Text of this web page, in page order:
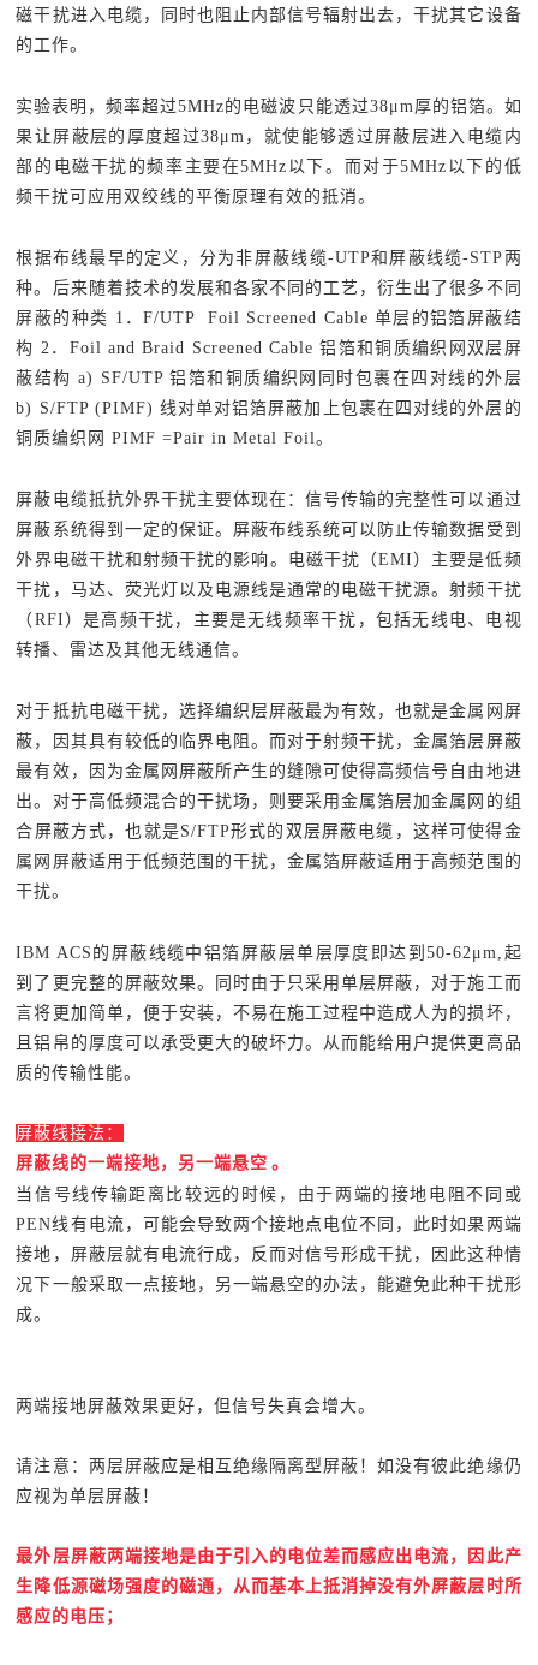
磁干扰进入电缆，同时也阻止内部信号辐射出去，干扰其它设备
的工作。
实验表明，频率超过5MHz的电磁波只能透过38μm厚的铝箔。如
果让屏蔽层的厚度超过38μm，就使能够透过屏蔽层进入电缆内
部的电磁干扰的频率主要在5MHz以下。而对于5MHz以下的低
频干扰可应用双绞线的平衡原理有效的抵消。
根据布线最早的定义，分为非屏蔽线缆-UTP和屏蔽线缆-STP两
种。后来随着技术的发展和各家不同的工艺，衍生出了很多不同
屏蔽的种类 1．F/UTP Foil Screened Cable 单层的铝箔屏蔽结
构 2．Foil and Braid Screened Cable 铝箔和铜质编织网双层屏
蔽结构 a) SF/UTP 铝箔和铜质编织网同时包裹在四对线的外层
b) S/FTP (PIMF) 线对单对铝箔屏蔽加上包裹在四对线的外层的
铜质编织网 PIMF =Pair in Metal Foil。
屏蔽电缆抵抗外界干扰主要体现在：信号传输的完整性可以通过
屏蔽系统得到一定的保证。屏蔽布线系统可以防止传输数据受到
外界电磁干扰和射频干扰的影响。电磁干扰（EMI）主要是低频
干扰，马达、荧光灯以及电源线是通常的电磁干扰源。射频干扰
（RFI）是高频干扰，主要是无线频率干扰，包括无线电、电视
转播、雷达及其他无线通信。
对于抵抗电磁干扰，选择编织层屏蔽最为有效，也就是金属网屏
蔽，因其具有较低的临界电阻。而对于射频干扰，金属箔层屏蔽
最有效，因为金属网屏蔽所产生的缝隙可使得高频信号自由地进
出。对于高低频混合的干扰场，则要采用金属箔层加金属网的组
合屏蔽方式，也就是S/FTP形式的双层屏蔽电缆，这样可使得金
属网屏蔽适用于低频范围的干扰，金属箔屏蔽适用于高频范围的
干扰。
IBM ACS的屏蔽线缆中铝箔屏蔽层单层厚度即达到50-62μm,起
到了更完整的屏蔽效果。同时由于只采用单层屏蔽，对于施工而
言将更加简单，便于安装，不易在施工过程中造成人为的损坏，
且铝帛的厚度可以承受更大的破坏力。从而能给用户提供更高品
质的传输性能。
屏蔽线接法：
屏蔽线的一端接地，另一端悬空 。
当信号线传输距离比较远的时候，由于两端的接地电阻不同或
PEN线有电流，可能会导致两个接地点电位不同，此时如果两端
接地，屏蔽层就有电流行成，反而对信号形成干扰，因此这种情
况下一般采取一点接地，另一端悬空的办法，能避免此种干扰形
成。
两端接地屏蔽效果更好，但信号失真会增大。
请注意：两层屏蔽应是相互绝缘隔离型屏蔽！如没有彼此绝缘仍
应视为单层屏蔽！
最外层屏蔽两端接地是由于引入的电位差而感应出电流，因此产
生降低源磁场强度的磁通，从而基本上抵消掉没有外屏蔽层时所
感应的电压；